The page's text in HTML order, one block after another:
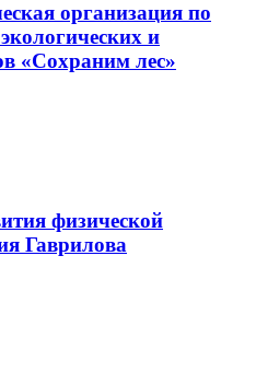
организация по
и
«Сохраним лес»
физической
Гаврилова